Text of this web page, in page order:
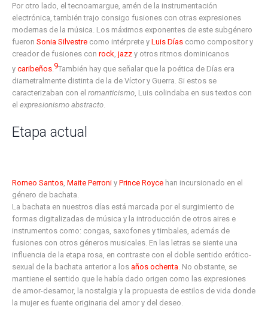
Por otro lado, el tecnoamargue, amén de la instrumentación
electrónica, también trajo consigo fusiones con otras expresiones
modernas de la música. Los máximos exponentes de este subgénero
fueronSonia Silvestre como intérprete yLuis Días como compositor y
creador de fusiones conrock ,jazz y otros ritmos dominicanos
ycaribeños 9​También hay que señalar que la poética de Días era
diametralmente distinta de la de Víctor y Guerra. Si estos se
caracterizaban con elromanticismo , Luis colindaba en sus textos con
elexpresionismo abstracto
Etapa actual
Romeo Santos ,Maite Perroni yPrince Royce han incursionado en el
género de bachata.
La bachata en nuestros días está marcada por el surgimiento de
formas digitalizadas de música y la introducción de otros aires e
instrumentos como: congas, saxofones y timbales, además de
fusiones con otros géneros musicales. En las letras se siente una
influencia de la etapa rosa, en contraste con el doble sentido erótico-
sexual de la bachata anterior a losaños ochenta . No obstante, se
mantiene el sentido que le había dado origen como las expresiones
de amor-desamor, la nostalgia y la propuesta de estilos de vida donde
la mujer es fuente originaria del amor y del deseo.